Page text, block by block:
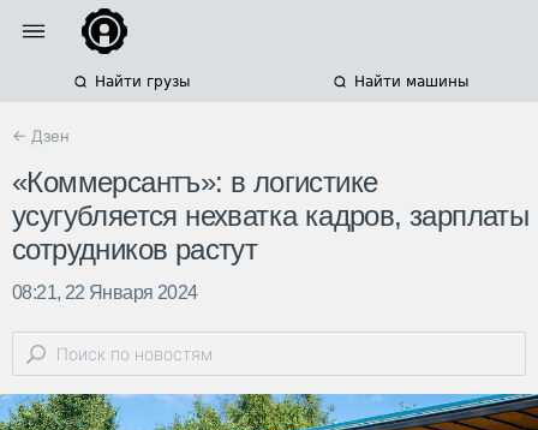
Найти грузы Найти машины
← Дзен
«Коммерсантъ»: в логистике
усугубляется нехватка кадров, зарплаты
сотрудников растут
08:21, 22 Января 2024